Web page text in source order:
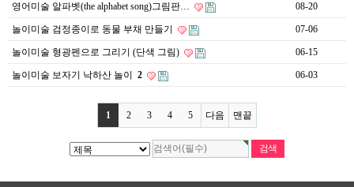
영어미술 알파벳(the alphabet song)그림판… 08-20
놀이미술 검정종이로 동물 부채 만들기 07-06
놀이미술 형광펜으로 그리기 (단색 그림) 06-15
놀이미술 보자기 낙하산 놀이 2 06-03
1 2 3 4 5 다음 맨끝